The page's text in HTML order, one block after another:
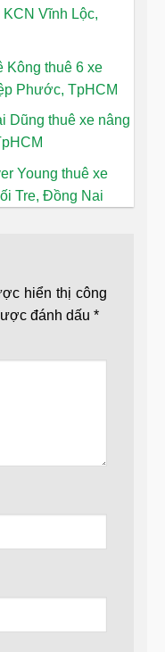
Vĩnh Lộc,
Kông thuê 6 xe
Phước, TpHCM
Dũng thuê xe nâng
Young thuê xe
Tre, Đồng Nai
hiển thị công
đánh dấu *